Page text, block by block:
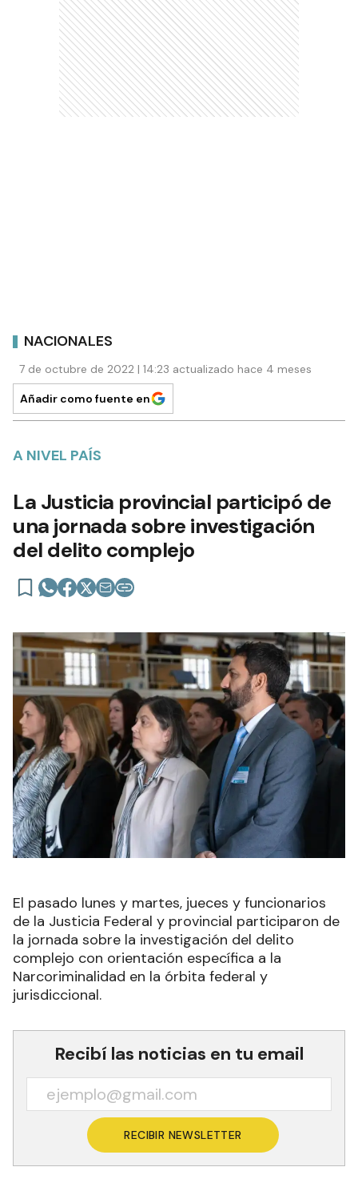
NACIONALES
7 de octubre de 2022 | 14:23 actualizado hace 4 meses
Añadir como fuente en
A NIVEL PAÍS
La Justicia provincial participó de
una jornada sobre investigación
del delito complejo
El pasado lunes y martes, jueces y funcionarios
de la Justicia Federal y provincial participaron de
la jornada sobre la investigación del delito
complejo con orientación específica a la
Narcoriminalidad en la órbita federal y
jurisdiccional.
Recibí las noticias en tu email
RECIBIR NEWSLETTER